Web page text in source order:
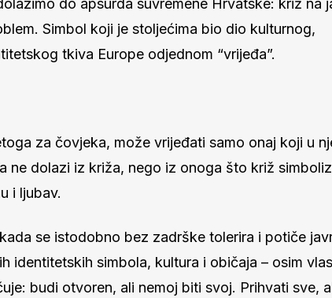
do apsurda suvremene Hrvatske: križ na
Simbol koji je stoljećima bio dio kulturnog,
tkiva Europe odjednom “vrijeđa”.
za čovjeka, može vrijeđati samo onaj koji u
ne dolazi iz križa, nego iz onoga što križ
i ljubav.
se istodobno bez zadrške tolerira i potiče
identitetskih simbola, kultura i običaja – osim
budi otvoren, ali nemoj biti svoj. Prihvati sve,